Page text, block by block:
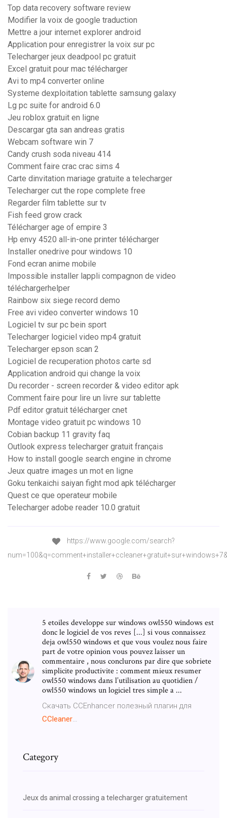
Top data recovery software review
Modifier la voix de google traduction
Mettre a jour internet explorer android
Application pour enregistrer la voix sur pc
Telecharger jeux deadpool pc gratuit
Excel gratuit pour mac télécharger
Avi to mp4 converter online
Systeme dexploitation tablette samsung galaxy
Lg pc suite for android 6.0
Jeu roblox gratuit en ligne
Descargar gta san andreas gratis
Webcam software win 7
Candy crush soda niveau 414
Comment faire crac crac sims 4
Carte dinvitation mariage gratuite a telecharger
Telecharger cut the rope complete free
Regarder film tablette sur tv
Fish feed grow crack
Télécharger age of empire 3
Hp envy 4520 all-in-one printer télécharger
Installer onedrive pour windows 10
Fond ecran anime mobile
Impossible installer lappli compagnon de video
téléchargerhelper
Rainbow six siege record demo
Free avi video converter windows 10
Logiciel tv sur pc bein sport
Telecharger logiciel video mp4 gratuit
Telecharger epson scan 2
Logiciel de recuperation photos carte sd
Application android qui change la voix
Du recorder - screen recorder & video editor apk
Comment faire pour lire un livre sur tablette
Pdf editor gratuit télécharger cnet
Montage video gratuit pc windows 10
Cobian backup 11 gravity faq
Outlook express telecharger gratuit français
How to install google search engine in chrome
Jeux quatre images un mot en ligne
Goku tenkaichi saiyan fight mod apk télécharger
Quest ce que operateur mobile
Telecharger adobe reader 10.0 gratuit
https://www.google.com/search?
5 etoiles developpe sur windows owl550 windows est
donc le logiciel de vos reves [...] si vous connaissez
deja owl550 windows et que vous voulez nous faire
part de votre opinion vous pouvez laisser un
commentaire , nous conclurons par dire que sobriete
simplicite productivite : comment mieux resumer
owl550 windows dans l’utilisation au quotidien /
owl550 windows un logiciel tres simple a ...
Скачать CCEnhancer полезный плагин для
CCleaner…
Category
Jeux ds animal crossing a telecharger gratuitement